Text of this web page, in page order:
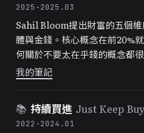
2025 · 2025.03
Sahil Bloom提出財富的五個
體與金錢。核心概念在前20%
何關於不要太在乎錢的概念都
我的筆記
📚 持續買進 Just Keep
2022 · 2024.01